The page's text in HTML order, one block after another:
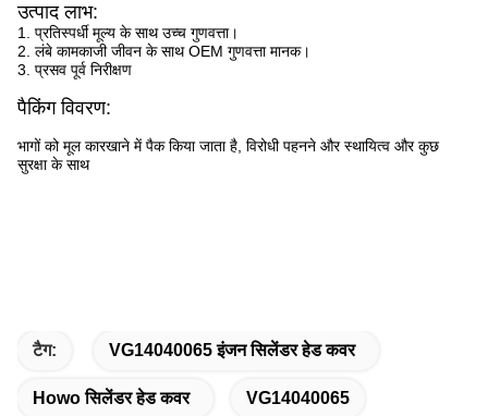
उत्पाद लाभ:
1. प्रतिस्पर्धी मूल्य के साथ उच्च गुणवत्ता।
2. लंबे कामकाजी जीवन के साथ OEM गुणवत्ता मानक।
3. प्रसव पूर्व निरीक्षण
पैकिंग विवरण:
भागों को मूल कारखाने में पैक किया जाता है, विरोधी पहनने और स्थायित्व और कुछ
सुरक्षा के साथ
टैग: VG14040065 इंजन सिलेंडर हेड कवर
Howo सिलेंडर हेड कवर VG14040065